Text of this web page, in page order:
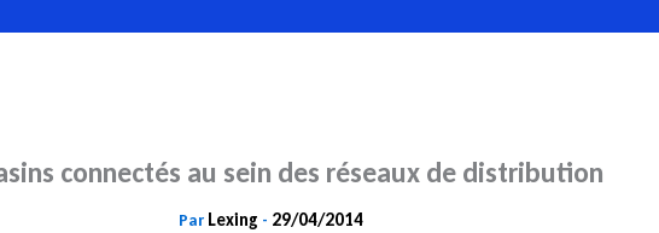
connectés au sein des réseaux de distribution
Par Lexing - 29/04/2014